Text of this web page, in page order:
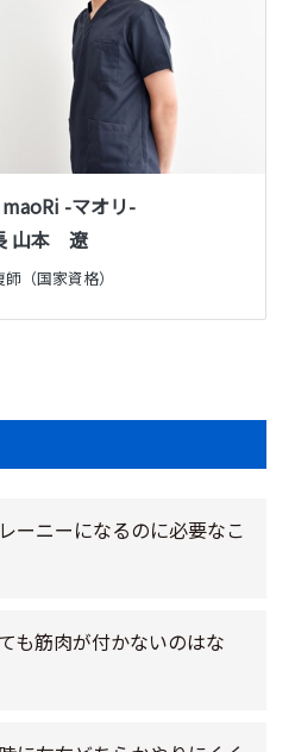
-マオリ-
山本 遼
（国家資格）
ーニーになるのに必要なこ
も筋肉が付かないのはな